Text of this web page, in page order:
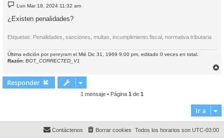
M
e
n
s
e
Lun Mar 18, 2024 11:32 am
¿Existen penalidades?
Etiquetas: Penalidades, sanciones, multas, incumplimiento fiscal, normativa tributaria
Última edición porpereyram el Mié Dic 31, 1969 9:00 pm, editado 0 veces en total.
Razón: BOT_CORRECTED_V1
Responder
1 mensaje • Página 1 de 1
Ir a
Todos los horarios son UTC-03:00
Borrar cookies
Contáctenos